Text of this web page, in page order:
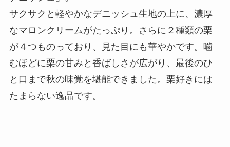
サクサクと軽やかなデニッシュ生地の上に、濃厚
なマロンクリームがたっぷり。さらに２種類の栗
が４つものっており、見た目にも華やかです。噛
むほどに栗の甘みと香ばしさが広がり、最後のひ
と口まで秋の味覚を堪能できました。栗好きには
たまらない逸品です。